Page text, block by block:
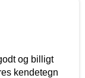
og billigt
kendetegn